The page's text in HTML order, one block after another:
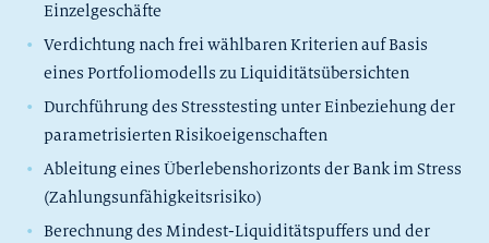
Einzelgeschäfte
Verdichtung nach frei wählbaren Kriterien auf Basis
eines Portfoliomodells zu Liquiditätsübersichten
Durchführung des Stresstesting unter Einbeziehung der
parametrisierten Risikoeigenschaften
Ableitung eines Überlebenshorizonts der Bank im Stress
(Zahlungsunfähigkeitsrisiko)
Berechnung des Mindest-Liquiditätspuffers und der